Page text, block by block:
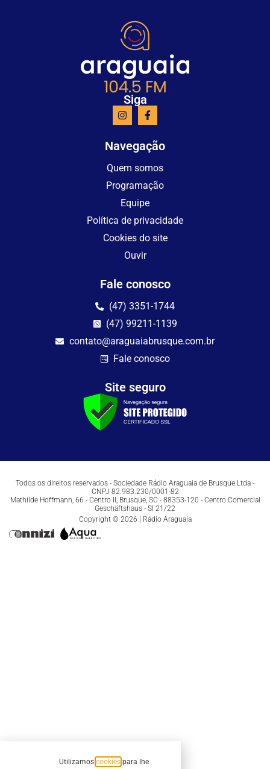
Siga
Navegação
Quem somos
Programação
Equipe
Política de privacidade
Cookies do site
Ouvir
Fale conosco
(47) 3351-1744
(47) 99211-1139
contato@araguaiabrusque.com.br
Fale conosco
Site seguro
Todos os direitos reservados - Sociedade Rádio Araguaia de Brusque Ltda -
CNPJ 82.983.230/0001-82
Mathilde Hoffmann, 66 - Centro II, Brusque, SC - 88353-120 - Centro Comercial
Geschäftshaus - Sl 21/22
Copyright © 2026 | Rádio Araguaia
Utilizamos cookies para lhe